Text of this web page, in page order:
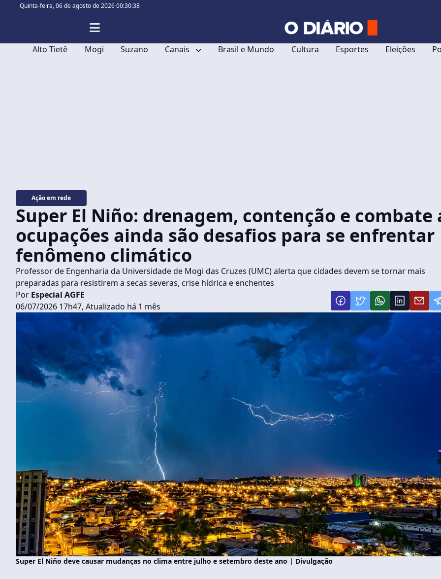
Quinta-feira,06 de agosto de 2026 00:30:39
Alto Tietê Mogi Suzano Canais Brasil e Mundo Cultura Esportes Eleições
Ação em rede
Super El Niño: drenagem, contenção e combate
ocupações ainda são desafios para se enfrentar
fenômeno climático
Professor de Engenharia da Universidade de Mogi das Cruzes (UMC) alerta que cidades devem se tornar mais
preparadas para resistirem a secas severas, crise hídrica e enchentes
Por Especial AGFE
06/07/2026 17h47, Atualizado há 1 mês
Super El Niño deve causar mudanças no clima entre julho e setembro deste ano | Divulgação